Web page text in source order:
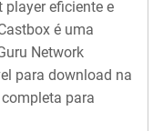
player eficiente e
é uma
Network
para download na
para